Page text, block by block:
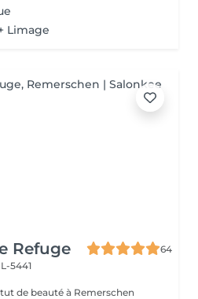
Limage
Refuge
64
5441
de beauté à Remerschen